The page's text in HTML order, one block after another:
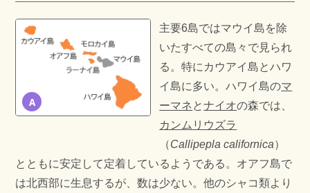
A
主要6島ではマウイ島を除
いたすべての島々で見られ
る。特にカウアイ島とハワ
イ島に多い。ハワイ島のマ
ーマネとナイオの森では、
カンムリウズラ
（Callipepla californica）
とともに安定して定着しているようである。オアフ島で
は北西部に生息するが、数は少ない。他のシャコ類より